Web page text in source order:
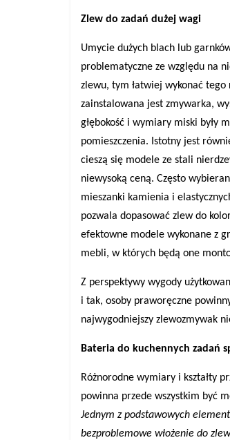
Zlew do zadań dużej wagi
Umycie dużych blach lub
problematyczne ze względu na
zlewu, tym łatwiej wykonać
zainstalowana jest zmywarka,
głębokość i wymiary miski były
pomieszczenia. Istotny jest
cieszą się modele ze stali
niewysoką ceną. Często
mieszanki kamienia i
pozwala dopasować zlew do
efektowne modele wykonane z
mebli, w których będą one
Z perspektywy wygody
i tak, osoby praworęczne
najwygodniejszy zlewozmywak
Bateria do kuchennych zadań
Różnorodne wymiary i kształty
powinna przede wszystkim być
Jednym z podstawowych
bezproblemowe włożenie do